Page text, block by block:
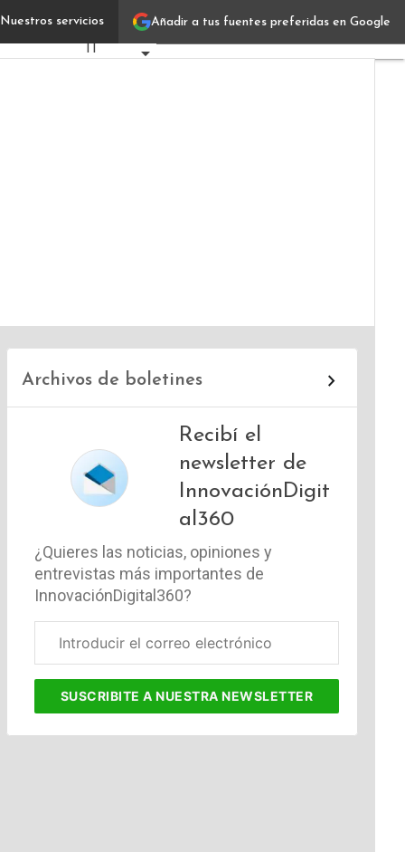
Añadir a tus fuentes preferidas en Google
Nuestros servicios
Diego MalatVerticales
IT
Archivos de boletines
Recibí el
newsletter de
InnovaciónDigit
al360
¿Quieres las noticias, opiniones y
entrevistas más importantes de
InnovaciónDigital360?
electrónico
SUSCRIBITEA NUESTRA NEWSLETTER